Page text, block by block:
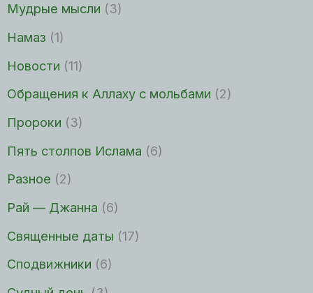
Мудрые мысли (3)
Намаз (1)
Новости (11)
Обращения к Аллаху с мольбами (2)
Пророки (3)
Пять столпов Ислама (6)
Разное (2)
Рай — Джанна (6)
Священные даты (17)
Сподвижники (6)